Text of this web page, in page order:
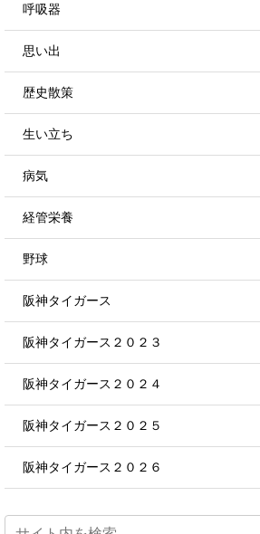
呼吸器
思い出
歴史散策
生い立ち
病気
経管栄養
野球
阪神タイガース
阪神タイガース２０２３
阪神タイガース２０２４
阪神タイガース２０２５
阪神タイガース２０２６